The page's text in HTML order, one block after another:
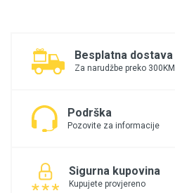
Besplatna dostava
Za narudžbe preko 300KM
Podrška
Pozovite za informacije
Sigurna kupovina
Kupujete provjereno